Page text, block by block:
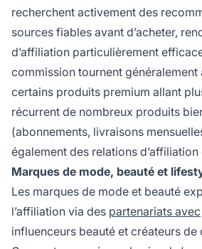
recherchent activement des
sources fiables avant d’acheter,
d’affiliation particulièrement
commission tournent généralement
certains produits premium allant
récurrent de nombreux produits
(abonnements, livraisons
également des relations
Marques de mode, beauté et
Les marques de mode et beauté
l’affiliation via des partenariats avec
influenceurs beauté et créateurs